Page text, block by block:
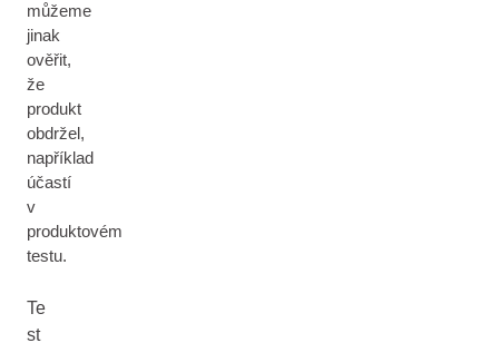
můžeme
jinak
ověřit,
že
produkt
obdržel,
například
účastí
v
produktovém
testu.
Te
st